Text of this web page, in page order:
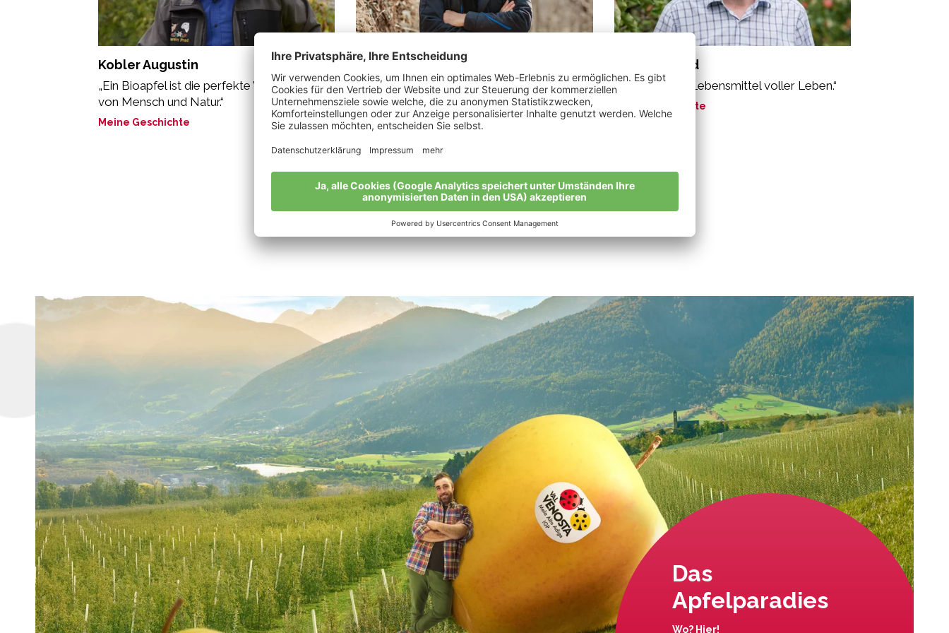
Kobler Augustin
„Ein Bioapfel ist die perfekte Verbindung
von Mensch und Natur.“
Meine Geschichte
Thomann Martin
„Bio ist ein intensives Arbeiten mit der
Natur.“
Meine Geschichte
Karner Alfred
„Bioäpfel sind Lebensmittel voller Leben.“
Meine Geschichte
Alle Bio-Bauern im Überblick
Das
Apfelparadies
Wo? Hier!